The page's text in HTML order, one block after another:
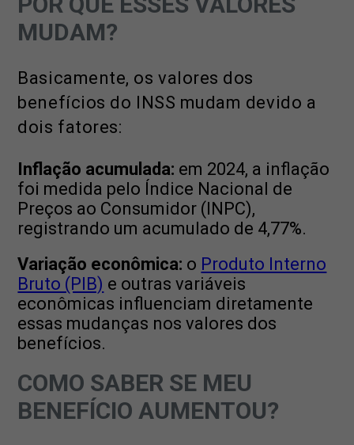
MUDAM?
Basicamente, os valores dos
benefícios do INSS mudam devido a
dois fatores:
Inflação acumulada: em 2024, a inflação
foi medida pelo Índice Nacional de
Preços ao Consumidor (INPC),
registrando um acumulado de 4,77%.
Variação econômica: o Produto Interno
Bruto (PIB) e outras variáveis
econômicas influenciam diretamente
essas mudanças nos valores dos
benefícios.
COMO SABER SE MEU
BENEFÍCIO AUMENTOU?